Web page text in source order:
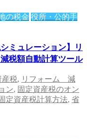
の税金 役所・公的手
ミュレーション】リ
税額自動計算ツール
税, リフォーム 減
ン, 固定資産税のオン
定資産税計算方法, 省